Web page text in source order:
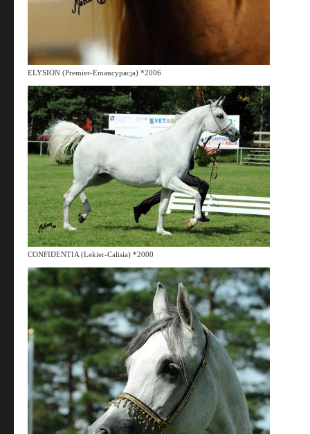
ELYSION (Premier-Emancypacja) *2006
CONFIDENTIA (Lekier-Calisia) *2000